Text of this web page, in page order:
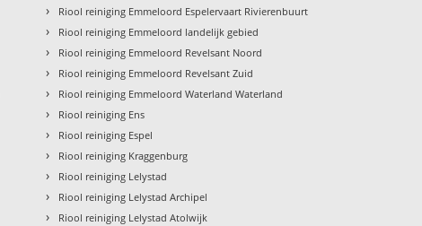
› Riool reiniging Emmeloord Espelervaart Rivierenbuurt
› Riool reiniging Emmeloord landelijk gebied
› Riool reiniging Emmeloord Revelsant Noord
› Riool reiniging Emmeloord Revelsant Zuid
› Riool reiniging Emmeloord Waterland Waterland
› Riool reiniging Ens
› Riool reiniging Espel
› Riool reiniging Kraggenburg
› Riool reiniging Lelystad
› Riool reiniging Lelystad Archipel
› Riool reiniging Lelystad Atolwijk